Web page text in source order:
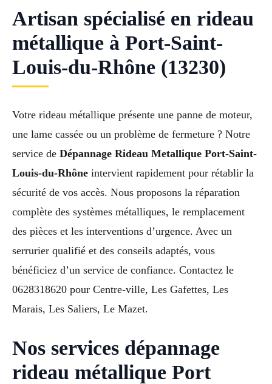
Artisan spécialisé en rideau
métallique à Port-Saint-
Louis-du-Rhône (13230)
Votre rideau métallique présente une panne de moteur,
une lame cassée ou un problème de fermeture ? Notre
service de Dépannage Rideau Metallique Port-Saint-
Louis-du-Rhône intervient rapidement pour rétablir la
sécurité de vos accès. Nous proposons la réparation
complète des systèmes métalliques, le remplacement
des pièces et les interventions d’urgence. Avec un
serrurier qualifié et des conseils adaptés, vous
bénéficiez d’un service de confiance. Contactez le
0628318620 pour Centre-ville, Les Gafettes, Les
Marais, Les Saliers, Le Mazet.
Nos services dépannage
rideau métallique Port